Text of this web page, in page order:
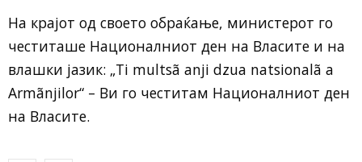
На крајот од своето обраќање, министерот го
честиташе Националниот ден на Власите и на
влашки јазик: „Ti multsã anji dzua natsionalã a
Armãnjilor“ – Ви го честитам Националниот ден
на Власите.